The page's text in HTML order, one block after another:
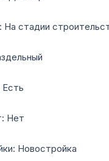
стадии
Есть
Нет
Новостройка